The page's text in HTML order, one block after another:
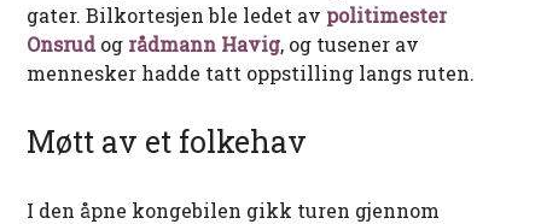
gater. Bilkortesjen ble ledet av politimester
Onsrud og rådmann Havig, og tusener av
mennesker hadde tatt oppstilling langs ruten.
Møtt av et folkehav
I den åpne kongebilen gikk turen gjennom